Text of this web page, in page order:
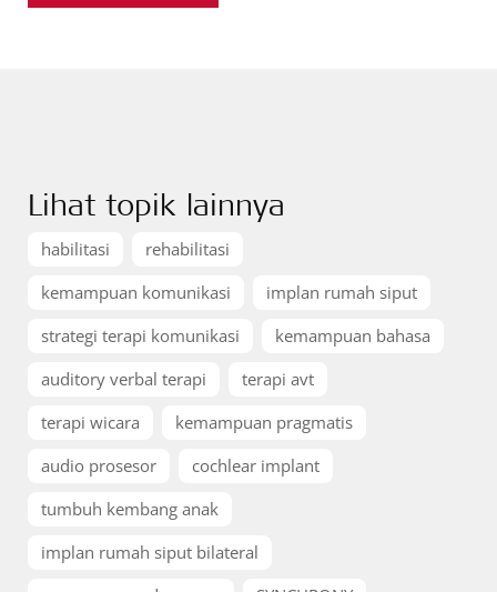
Lihat topik lainnya
habilitasi
rehabilitasi
kemampuan komunikasi
implan rumah siput
strategi terapi komunikasi
kemampuan bahasa
auditory verbal terapi
terapi avt
terapi wicara
kemampuan pragmatis
audio prosesor
cochlear implant
tumbuh kembang anak
implan rumah siput bilateral